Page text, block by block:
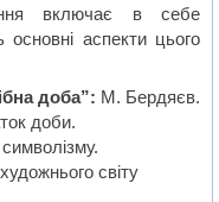
включає в себе
аспекти цього
доба”: М. Бердяєв.
доби.
художнього світу